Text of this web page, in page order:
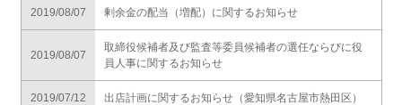
2019/08/07 剰余金の配当（増配）に関するお知らせ
2019/08/07
取締役候補者及び監査等委員候補者の選任ならびに役
員人事に関するお知らせ
2019/07/12 出店計画に関するお知らせ（愛知県名古屋市熱田区）